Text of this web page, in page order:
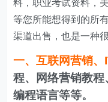
料，职业考试资料，
等您所能想得到的所
渠道出售，也是一种
一、互联网营销
程、网络营销教
编程语言等等。